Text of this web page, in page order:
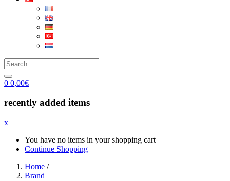
0 0,00€
recently added items
x
You have no items in your shopping cart
Continue Shopping
Home /
Brand